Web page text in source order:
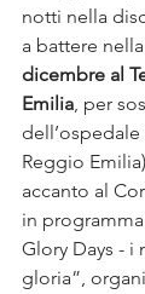
notti nella
a battere
dicembre al
Emilia, per
Reggio
accanto al
in
Glory Days - i
gloria”,